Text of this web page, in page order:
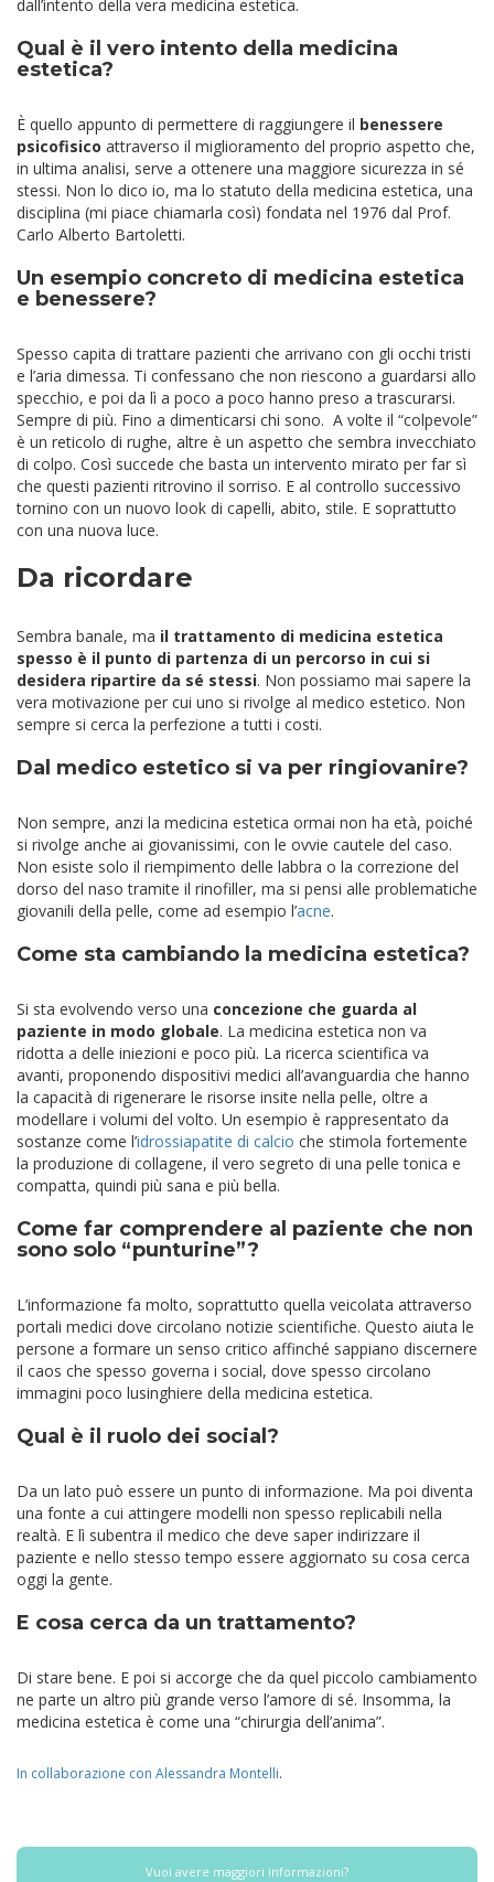
dall’intento della vera medicina estetica.
Qual è il vero intento della medicina
estetica?
È quello appunto di permettere di raggiungere il benessere
psicofisico attraverso il miglioramento del proprio aspetto che,
in ultima analisi, serve a ottenere una maggiore sicurezza in sé
stessi. Non lo dico io, ma lo statuto della medicina estetica, una
disciplina (mi piace chiamarla così) fondata nel 1976 dal Prof.
Carlo Alberto Bartoletti.
Un esempio concreto di medicina estetica
e benessere?
Spesso capita di trattare pazienti che arrivano con gli occhi tristi
e l’aria dimessa. Ti confessano che non riescono a guardarsi allo
specchio, e poi da lì a poco a poco hanno preso a trascurarsi.
Sempre di più. Fino a dimenticarsi chi sono. A volte il “colpevole”
è un reticolo di rughe, altre è un aspetto che sembra invecchiato
di colpo. Così succede che basta un intervento mirato per far sì
che questi pazienti ritrovino il sorriso. E al controllo successivo
tornino con un nuovo look di capelli, abito, stile. E soprattutto
con una nuova luce.
Da ricordare
Sembra banale, ma il trattamento di medicina estetica
spesso è il punto di partenza di un percorso in cui si
desidera ripartire da sé stessi. Non possiamo mai sapere la
vera motivazione per cui uno si rivolge al medico estetico. Non
sempre si cerca la perfezione a tutti i costi.
Dal medico estetico si va per ringiovanire?
Non sempre, anzi la medicina estetica ormai non ha età, poiché
si rivolge anche ai giovanissimi, con le ovvie cautele del caso.
Non esiste solo il riempimento delle labbra o la correzione del
dorso del naso tramite il rinofiller, ma si pensi alle problematiche
giovanili della pelle, come ad esempio l’acne.
Come sta cambiando la medicina estetica?
Si sta evolvendo verso una concezione che guarda al
paziente in modo globale. La medicina estetica non va
ridotta a delle iniezioni e poco più. La ricerca scientifica va
avanti, proponendo dispositivi medici all’avanguardia che hanno
la capacità di rigenerare le risorse insite nella pelle, oltre a
modellare i volumi del volto. Un esempio è rappresentato da
sostanze come l’idrossiapatite di calcio che stimola fortemente
la produzione di collagene, il vero segreto di una pelle tonica e
compatta, quindi più sana e più bella.
Come far comprendere al paziente che non
sono solo “punturine”?
L’informazione fa molto, soprattutto quella veicolata attraverso
portali medici dove circolano notizie scientifiche. Questo aiuta le
persone a formare un senso critico affinché sappiano discernere
il caos che spesso governa i social, dove spesso circolano
immagini poco lusinghiere della medicina estetica.
Qual è il ruolo dei social?
Da un lato può essere un punto di informazione. Ma poi diventa
una fonte a cui attingere modelli non spesso replicabili nella
realtà. E lì subentra il medico che deve saper indirizzare il
paziente e nello stesso tempo essere aggiornato su cosa cerca
oggi la gente.
E cosa cerca da un trattamento?
Di stare bene. E poi si accorge che da quel piccolo cambiamento
ne parte un altro più grande verso l’amore di sé. Insomma, la
medicina estetica è come una “chirurgia dell’anima”.
In collaborazione con Alessandra Montelli.
Vuoi avere maggiori informazioni?